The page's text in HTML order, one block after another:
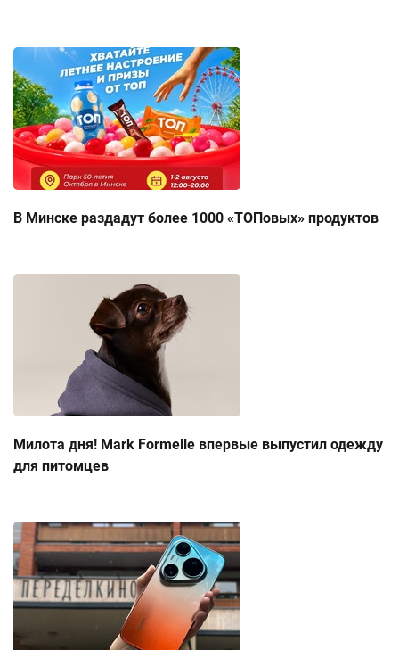
В Минске раздадут более 1000 «ТОПовых» продуктов
Милота дня! Mark Formelle впервые выпустил одежду
для питомцев